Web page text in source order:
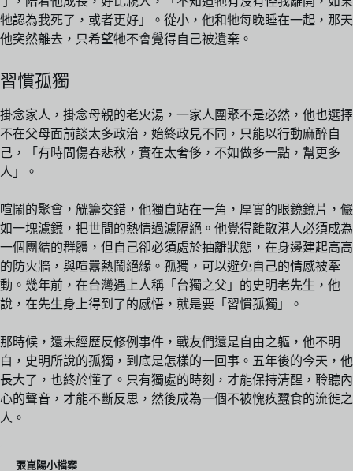
牠認為我死了，或者更好」。從小，他和牠每晚睡在一起，那天
他突然離去，只希望牠不會覺得自己被遺棄。
習慣孤獨
掛念家人，掛念母親的老火湯，一家人團聚不是必然，他也選擇
不在父母面前談太多政治，始終政見不同，只能以行動麻醉自
己，「有時間傷春悲秋，實在太奢侈，不如做多一點，幫更多
人」。
喧鬧的聚會，觥籌交錯，他獨自站在一角，厚實的眼鏡鏡片，儼
如一塊濾鏡，把世間的熱情過濾隔絕。他覺得離散港人必須成為
一個團結的群體，但自己卻必須處於抽離狀態，在身邊建起高高
的防火牆，與喧囂熱鬧絕緣。孤獨，可以避免自己的情感被牽
動。幾年前，在台灣遇上人稱「台獨之父」的史明老先生，他
說，在先生身上得到了的感悟，就是要「習慣孤獨」。
那時候，還未經歷反修例事件，戰友們還是自由之軀，他不明
白，史明所說的孤獨，到底是怎樣的一回事。五年後的今天，他
長大了，也終於懂了。只有獨處的時刻，才能保持清醒，聆聽內
心的聲音，才能不斷反思，然後成為一個不被愧疚蠶食的流徙之
人。
張崑陽小檔案